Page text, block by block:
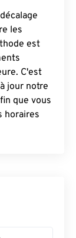
les
est
C'est
jour notre
que vous
horaires